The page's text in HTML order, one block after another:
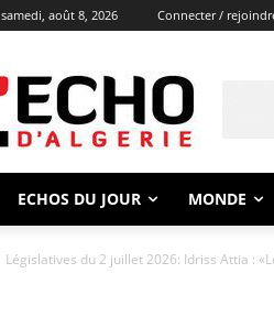
samedi, août 8, 2026 Connecter /
ECHOS DU JOUR MONDE
Législatives du 2 juillet 2026: Idriss Attia :